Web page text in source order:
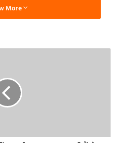
कि वह सेफली कह सकते हैं कि
नहीं है जो सारी दुनिया
वेरी इलइन्फॉर्म्ड परसन, उनको
में.. टू हेल विद इट.. जो हो रहा है।
More